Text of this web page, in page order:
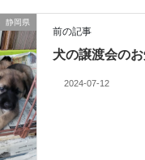
静岡県
前の記事
犬の譲渡会の
2024-07-12